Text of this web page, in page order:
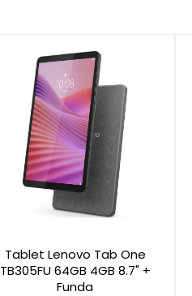
Tablet Lenovo Tab One
TB305FU 64GB 4GB 8.7" +
Funda